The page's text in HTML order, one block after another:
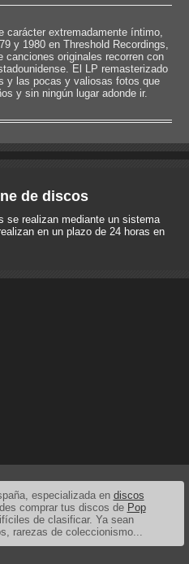
carácter extremadamente íntimo,
y 1980 en Threshold Recordings,
canciones originales recorren con
El LP remasterizado
y las pocas y valiosas fotos que
y sin ningún lugar adonde ir.
de discos
se realizan mediante un sistema
en un plazo de 24 horas en
especializada en discos
comprar tus discos de Pop
de clasificar. Ya sean
rarezas de coleccionismo...